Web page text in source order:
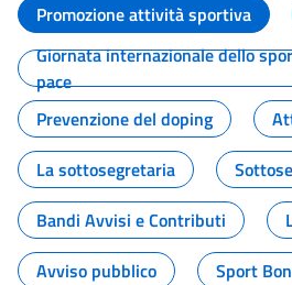
Promozione attività sportiva
Giornata internazionale dello
pace
Prevenzione del doping
La sottosegretaria
Bandi Avvisi e Contributi
Avviso pubblico
Sport